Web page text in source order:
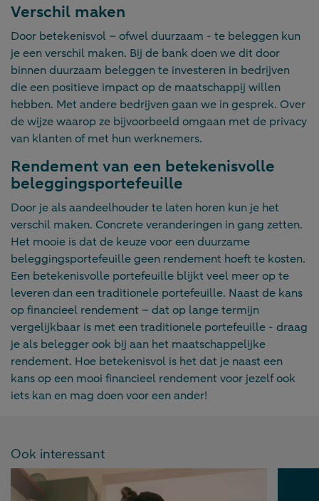
Verschil maken
Door betekenisvol – ofwel duurzaam - te beleggen kun
je een verschil maken. Bij de bank doen we dit door
binnen duurzaam beleggen te investeren in bedrijven
die een positieve impact op de maatschappij willen
hebben. Met andere bedrijven gaan we in gesprek. Over
de wijze waarop ze bijvoorbeeld omgaan met de privacy
van klanten of met hun werknemers.
Rendement van een betekenisvolle
beleggingsportefeuille
Door je als aandeelhouder te laten horen kun je het
verschil maken. Concrete veranderingen in gang zetten.
Het mooie is dat de keuze voor een duurzame
beleggingsportefeuille geen rendement hoeft te kosten.
Een betekenisvolle portefeuille blijkt veel meer op te
leveren dan een traditionele portefeuille. Naast de kans
op financieel rendement – dat op lange termijn
vergelijkbaar is met een traditionele portefeuille - draag
je als belegger ook bij aan het maatschappelijke
rendement. Hoe betekenisvol is het dat je naast een
kans op een mooi financieel rendement voor jezelf ook
iets kan en mag doen voor een ander!
Ook interessant